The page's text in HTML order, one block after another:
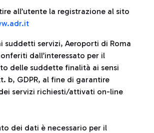
all’utente la registrazione al sito
suddetti servizi, Aeroporti di Roma
dall’interessato per il
delle suddette finalità ai sensi
b, GDPR, al fine di garantire
dei servizi richiesti/attivati on-line
dei dati è necessario per il